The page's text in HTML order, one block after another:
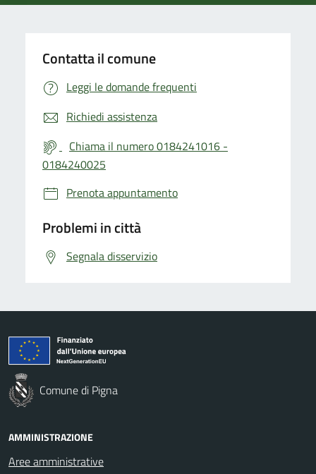
Contatta il comune
Leggi le domande frequenti
Richiedi assistenza
Chiama il numero 0184241016 -
0184240025
Prenota appuntamento
Problemi in città
Segnala disservizio
Comune di Pigna
AMMINISTRAZIONE
Aree amministrative